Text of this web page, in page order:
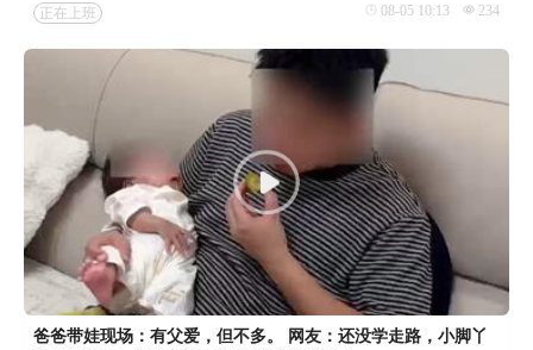
正在上班 08-05 10:13 234
爸爸带娃现场：有父爱，但不多。 网友：还没学走路，小脚丫